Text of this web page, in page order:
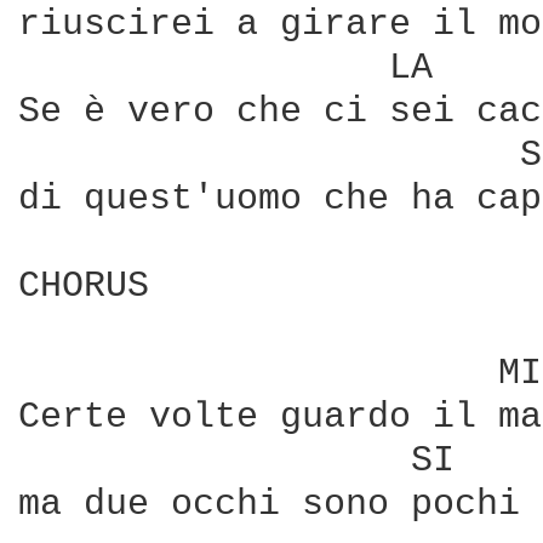
riuscirei a girare il
LA
Se è vero che ci sei
di quest'uomo che ha
CHORUS
Certe volte guardo il
SI
ma due occhi sono